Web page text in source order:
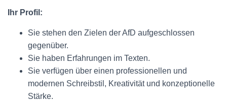
Ihr Profil:
Sie stehen den Zielen der AfD aufgeschlossen
gegenüber.
Sie haben Erfahrungen im Texten.
Sie verfügen über einen professionellen und
modernen Schreibstil, Kreativität und konzeptionelle
Stärke.